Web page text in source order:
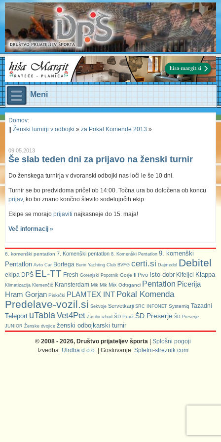
Meni
Domov:
Ženski turnirji v odbojki » za Pokal Komende 2013 »
09.05.2013
Še slab teden dni za prijavo na ženski turnir
Do ženskega turnirja v dvoranski odbojki nas loči le še 10 dni.
Turnir se bo predvidoma pričel ob 14:00. Točna ura bo določena ob koncu
prijav, ko bo znano končno število sodelujočih ekip.
Ekipe se morajo prijaviti najkasneje do 15. maja!
Več informacij »
6. komenški pentatlon 7. Komenški pentatlon 8. Komenški Pentatlon 9. komenški
Pentatlon Avto Car Bortega Burin Yachting Club BVFG certi.si Dajmedol Debitel
ekipa DPŠ EL-TT Fresh Gorenjski Popotnik Gorje Il Pivo Isto dobr Kifeljci Klappa
Klimatizacija Klemenčič Kransterdam Mik Mik Mix Odtrganci Pentatlon Picerija
Hram Gorjan Piskrčki PLAMTEX INT Pokal Komenda
Predelave-vozil.si Sekvoje Servetkarji SRC INFONET Systemiq Tazadni
Teleport uTabla Vet4Pet Zasilni izhod ŠD Povž ŠD Preserje ŠD Preserje
JUNIOR Ženske dvojice ženski odbojkarski turnir
© 2008 - 2026, Društvo prijateljev športa | Splošni pogoji
Izvedba: Utrdba d.o.o. | Gostovanje: Spletni-streznik.com